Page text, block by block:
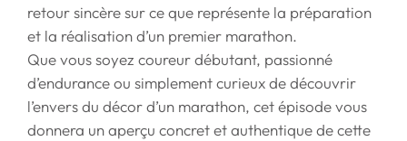
retour sincère sur ce que représente la préparation
et la réalisation d’un premier marathon.
Que vous soyez coureur débutant, passionné
d’endurance ou simplement curieux de découvrir
l’envers du décor d’un marathon, cet épisode vous
donnera un aperçu concret et authentique de cette